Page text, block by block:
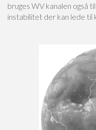
bruges WV kanalen også
instabilitet der kan lede til